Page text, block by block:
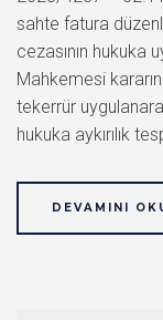
sahte fatura
cezasının hukuka
Mahkemesi
tekerrür
hukuka aykırılık
DEVAMINI